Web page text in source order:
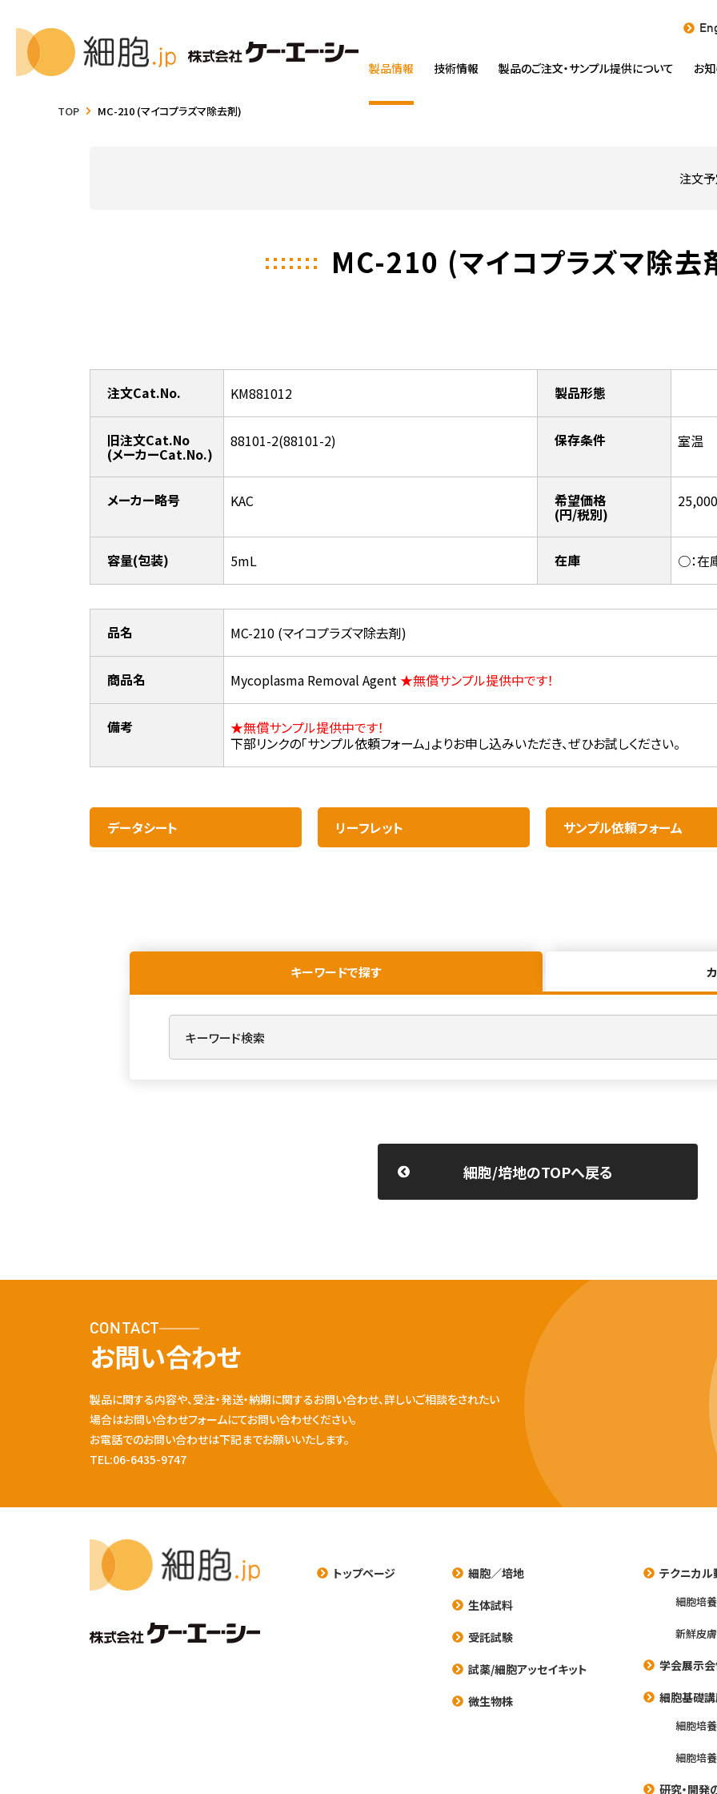
製品情報 技術情報 製品のご注文・サンプル提供について お
TOP MC-210 (マイコプラズマ除去剤)
注文
MC-210 (マイコプラズマ除去
注文Cat.No. KM881012 製品形態
旧注文Cat.No
(メーカーCat.No.)
88101-2(88101-2) 保存条件 室温
メーカー略号 KAC 希望価格
(円/税別)
25,000
容量(包装) 5mL 在庫 ○：在
品名 MC-210 (マイコプラズマ除去剤)
商品名 Mycoplasma Removal Agent ★無償サンプル提供中です！
備考
★無償サンプル提供中です！
下部リンクの「サンプル依頼フォーム」よりお申し込みいただき、ぜひお試しください。
データシート リーフレット​ サンプル依頼フォーム
キーワードで探す
細胞/培地のTOPへ戻る
CONTACT
お問い合わせ
製品に関する内容や、受注・発送・納期に関するお問い合わせ、詳しいご相談をされたい
場合はお問い合わせフォームにてお問い合わせください。
お電話でのお問い合わせは下記までお願いいたします。
TEL:06-6435-9747
トップページ
細胞／培地
生体試料
受託試験
試薬/細胞アッセイキット
微生物株
テクニカル
細胞培養
新鮮皮
学会展示
細胞基礎
細胞培
細胞培
研究・開発